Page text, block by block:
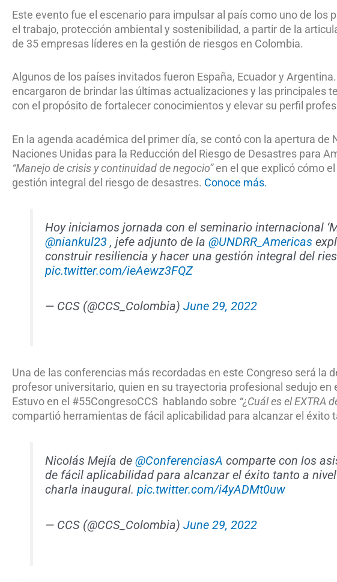
Este evento fue el escenario para impulsar al país como uno de
el trabajo, protección ambiental y sostenibilidad, a partir de la
de 35 empresas líderes en la gestión de riesgos en Colombia.
Algunos de los países invitados fueron España, Ecuador y
encargaron de brindar las últimas actualizaciones y las principales
con el propósito de fortalecer conocimientos y elevar su perfil
En la agenda académica del primer día, se contó con la apertura
Naciones Unidas para la Reducción del Riesgo de Desastres para
“Manejo de crisis y continuidad de negocio”en el que explicó cómo
gestión integral del riesgo de desastres. Conoce más.
Hoy iniciamos jornada con el seminario internacional
@niankul23, jefe adjunto de la @UNDRR_Americas
construir resiliencia y hacer una gestión integral del
pic.twitter.com/ieAewz3FQZ
— CCS (@CCS_Colombia) June 29, 2022
Una de las conferencias más recordadas en este Congreso será la
profesor universitario, quien en su trayectoria profesional sedujo
Estuvo en el #55CongresoCCS hablando sobre “¿Cuál es el EXTRA
compartió herramientas de fácil aplicabilidad para alcanzar el éxito
Nicolás Mejía de @ConferenciasA comparte con los
de fácil aplicabilidad para alcanzar el éxito tanto a
charla inaugural. pic.twitter.com/i4yADMt0uw
— CCS (@CCS_Colombia) June 29, 2022